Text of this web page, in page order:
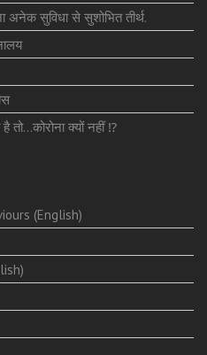
अनेक सुविधा से सुशोभित तीर्थ.
क्यों नहीं ⁉️
(English)